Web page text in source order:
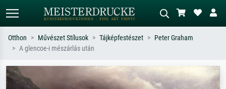
Keressen művész, műcím vagy stílus
szerint – pl. Monet, Csillagos éj,
Írja le a jelenetet – pl. zöld rét, sok
piros absztrakt, sötét olajkép, álló akt
Otthon Művészet Stílusok Tájképfestészet
Peter Graham
A glencoe-i mészárlás után